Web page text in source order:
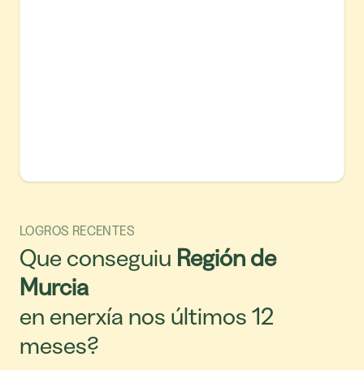
LOGROS RECENTES
Que conseguiu Región de
Murcia
en enerxía nos últimos 12
meses?